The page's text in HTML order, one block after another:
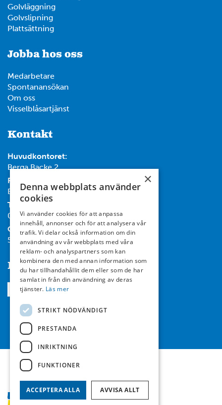
Golvläggning
Golvslipning
Plattsättning
Jobba hos oss
Medarbetare
Spontanansökan
Om oss
Visselblåsartjänst
Kontakt
Huvudkontoret:
Berga Backe 2
Post:
Box 732, 182 17 Danderyd
Tel:
08-714 35 00
Org nr:
556467-7119
Följ oss
×
Denna webbplats använder
cookies
Vi använder cookies för att anpassa
innehåll, annonser och för att analysera vår
trafik. Vi delar också information om din
användning av vår webbplats med våra
reklam- och analyspartners som kan
kombinera den med annan information som
du har tillhandahållit dem eller som de har
samlat in från din användning av deras
tjänster. Läs mer
STRIKT NÖDVÄNDIGT
PRESTANDA
INRIKTNING
FUNKTIONER
ACCEPTERA ALLA AVVISA ALLT